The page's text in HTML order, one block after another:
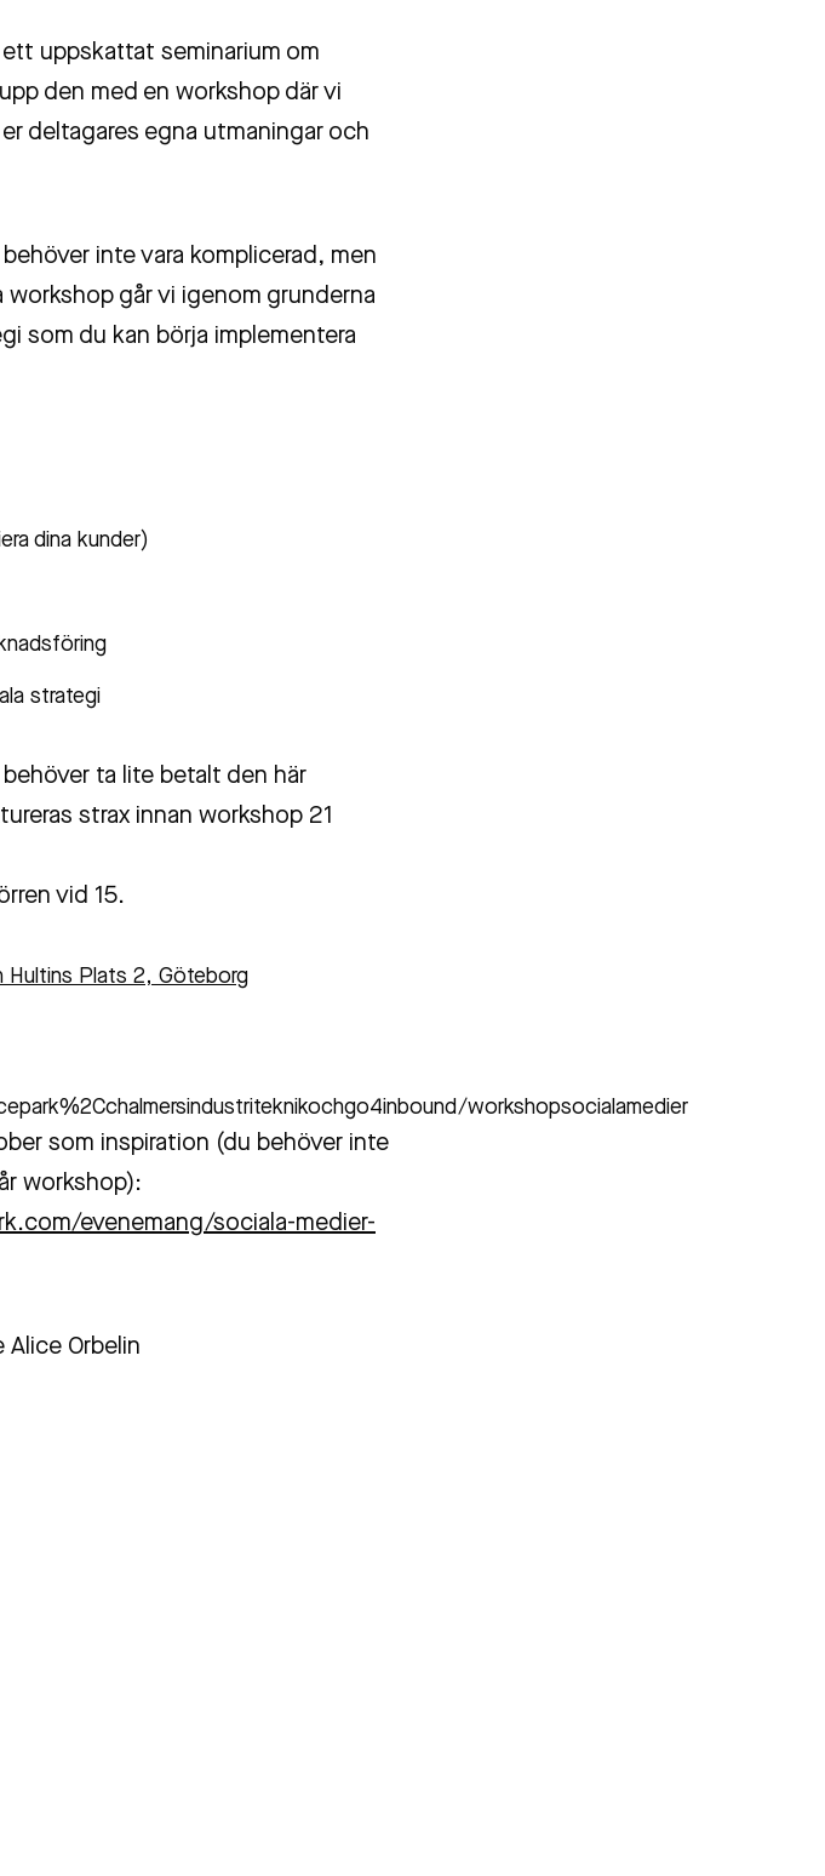
uppskattat seminarium om
den med en workshop där vi
deltagares egna utmaningar och
inte vara komplicerad, men
går vi igenom grunderna
som du kan börja implementera
dina kunder)
strategi
ta lite betalt den här
strax innan workshop 21
vid 15.
Hultins Plats 2, Göteborg
workshopsocialamedier
som inspiration (du behöver inte
workshop):
evenemang/sociala-medier-
Alice Orbelin